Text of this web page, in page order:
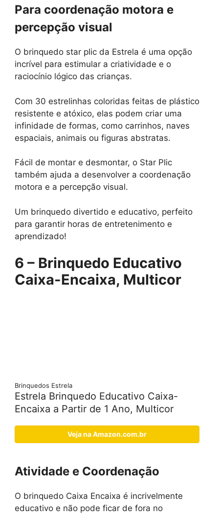
Para coordenação motora e
percepção visual
O brinquedo star plic da Estrela é uma opção
incrível para estimular a criatividade e o
raciocínio lógico das crianças.
Com 30 estrelinhas coloridas feitas de plástico
resistente e atóxico, elas podem criar uma
infinidade de formas, como carrinhos, naves
espaciais, animais ou figuras abstratas.
Fácil de montar e desmontar, o Star Plic
também ajuda a desenvolver a coordenação
motora e a percepção visual.
Um brinquedo divertido e educativo, perfeito
para garantir horas de entretenimento e
aprendizado!
6 – Brinquedo Educativo
Caixa-Encaixa, Multicor
Brinquedos Estrela
Estrela Brinquedo Educativo Caixa-
Encaixa a Partir de 1 Ano, Multicor
Veja na Amazon.com.br
Atividade e Coordenação
O brinquedo Caixa Encaixa é incrivelmente
educativo e não pode ficar de fora no